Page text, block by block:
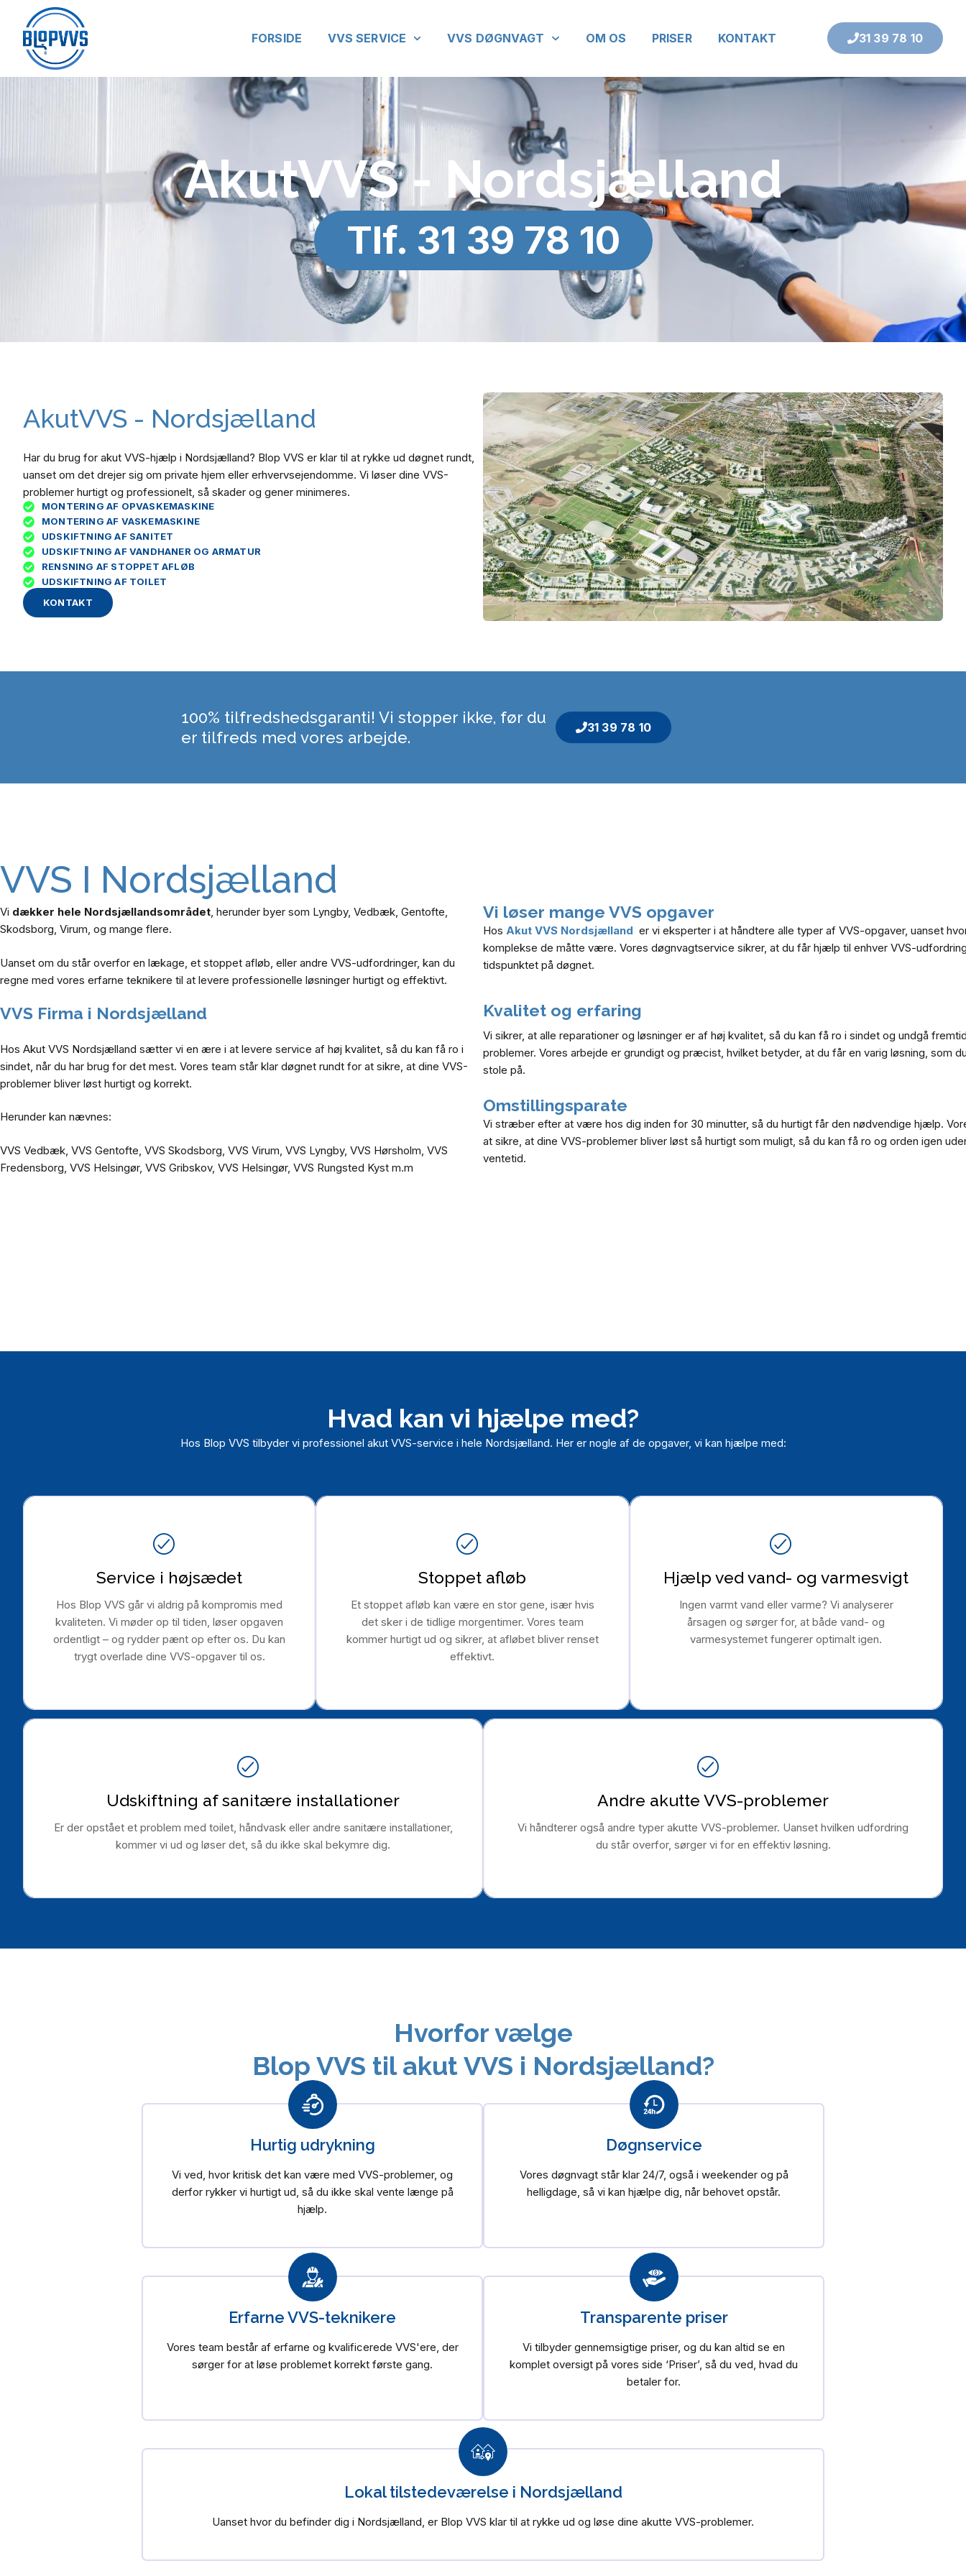
FORSIDE VVS SERVICE VVS DØGNVAGT OM OS PRISER KONTAKT 31 39 78 10
AkutVVS - Nordsjælland
Tlf. 31 39 78 10
AkutVVS - Nordsjælland
Har du brug for akut VVS-hjælp i Nordsjælland? Blop VVS er klar til at rykke ud døgnet rundt,
uanset om det drejer sig om private hjem eller erhvervsejendomme. Vi løser dine VVS-
problemer hurtigt og professionelt, så skader og gener minimeres.
MONTERING AF OPVASKEMASKINE
MONTERING AF VASKEMASKINE
UDSKIFTNING AF SANITET
UDSKIFTNING AF VANDHANER OG ARMATUR
RENSNING AF STOPPET AFLØB
UDSKIFTNING AF TOILET
KONTAKT
100% tilfredshedsgaranti! Vi stopper ikke, før du
er tilfreds med vores arbejde.
31 39 78 10
VVS I Nordsjælland
Vi dækker hele Nordsjællandsområdet, herunder byer som Lyngby, Vedbæk, Gentofte,
Skodsborg, Virum, og mange flere.
Uanset om du står overfor en lækage, et stoppet afløb, eller andre VVS-udfordringer, kan du
regne med vores erfarne teknikere til at levere professionelle løsninger hurtigt og effektivt.
VVS Firma i Nordsjælland
Hos Akut VVS Nordsjælland sætter vi en ære i at levere service af høj kvalitet, så du kan få ro i
sindet, når du har brug for det mest. Vores team står klar døgnet rundt for at sikre, at dine VVS-
problemer bliver løst hurtigt og korrekt.
Herunder kan nævnes:
VVS Vedbæk, VVS Gentofte, VVS Skodsborg, VVS Virum, VVS Lyngby, VVS Hørsholm, VVS
Fredensborg, VVS Helsingør, VVS Gribskov, VVS Helsingør, VVS Rungsted Kyst m.m
Vi løser mange VVS opgaver
Hos Akut VVS Nordsjælland er vi eksperter i at håndtere alle typer af VVS-opgaver, uanset
komplekse de måtte være. Vores døgnvagtservice sikrer, at du får hjælp til enhver VVS-
tidspunktet på døgnet.
Kvalitet og erfaring
Vi sikrer, at alle reparationer og løsninger er af høj kvalitet, så du kan få ro i sindet og undgå
problemer. Vores arbejde er grundigt og præcist, hvilket betyder, at du får en varig løsning, som
stole på.
Omstillingsparate
Vi stræber efter at være hos dig inden for 30 minutter, så du hurtigt får den nødvendige hjælp.
at sikre, at dine VVS-problemer bliver løst så hurtigt som muligt, så du kan få ro og orden igen
ventetid.
Hvad kan vi hjælpe med?
Hos Blop VVS tilbyder vi professionel akut VVS-service i hele Nordsjælland. Her er nogle af de opgaver, vi kan hjælpe med:
Service i højsædet
Hos Blop VVS går vi aldrig på kompromis med
kvaliteten. Vi møder op til tiden, løser opgaven
ordentligt – og rydder pænt op efter os. Du kan
trygt overlade dine VVS-opgaver til os.
Stoppet afløb
Et stoppet afløb kan være en stor gene, især hvis
det sker i de tidlige morgentimer. Vores team
kommer hurtigt ud og sikrer, at afløbet bliver renset
effektivt.
Hjælp ved vand- og varmesvigt
Ingen varmt vand eller varme? Vi analyserer
årsagen og sørger for, at både vand- og
varmesystemet fungerer optimalt igen.
Udskiftning af sanitære installationer
Er der opstået et problem med toilet, håndvask eller andre sanitære installationer,
kommer vi ud og løser det, så du ikke skal bekymre dig.
Andre akutte VVS-problemer
Vi håndterer også andre typer akutte VVS-problemer. Uanset hvilken udfordring
du står overfor, sørger vi for en effektiv løsning.
Hvorfor vælge
Blop VVS til akut VVS i Nordsjælland?
Hurtig udrykning
Vi ved, hvor kritisk det kan være med VVS-problemer, og
derfor rykker vi hurtigt ud, så du ikke skal vente længe på
hjælp.
Døgnservice
Vores døgnvagt står klar 24/7, også i weekender og på
helligdage, så vi kan hjælpe dig, når behovet opstår.
Erfarne VVS-teknikere
Vores team består af erfarne og kvalificerede VVS'ere, der
sørger for at løse problemet korrekt første gang.
Transparente priser
Vi tilbyder gennemsigtige priser, og du kan altid se en
komplet oversigt på vores side ‘Priser’, så du ved, hvad du
betaler for.
Lokal tilstedeværelse i Nordsjælland
Uanset hvor du befinder dig i Nordsjælland, er Blop VVS klar til at rykke ud og løse dine akutte VVS-problemer.